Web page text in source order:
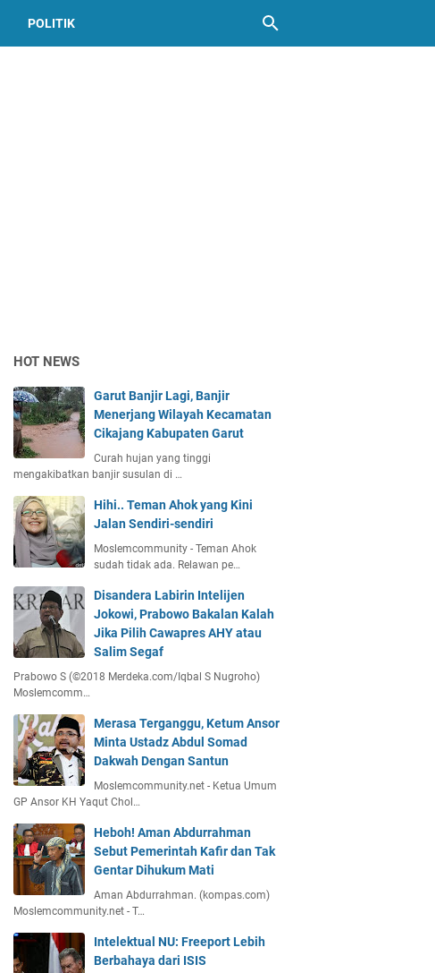
POLITIK
HOT NEWS
Garut Banjir Lagi, Banjir
Menerjang Wilayah Kecamatan
Cikajang Kabupaten Garut
Curah hujan yang tinggi
mengakibatkan banjir susulan di …
Hihi.. Teman Ahok yang Kini
Jalan Sendiri-sendiri
Moslemcommunity - Teman Ahok
sudah tidak ada. Relawan pe…
Disandera Labirin Intelijen
Jokowi, Prabowo Bakalan Kalah
Jika Pilih Cawapres AHY atau
Salim Segaf
Prabowo S (©2018 Merdeka.com/Iqbal S Nugroho)
Moslemcomm…
Merasa Terganggu, Ketum Ansor
Minta Ustadz Abdul Somad
Dakwah Dengan Santun
Moslemcommunity.net - Ketua Umum
GP Ansor KH Yaqut Chol…
Heboh! Aman Abdurrahman
Sebut Pemerintah Kafir dan Tak
Gentar Dihukum Mati
Aman Abdurrahman. (kompas.com)
Moslemcommunity.net - T…
Intelektual NU: Freeport Lebih
Berbahaya dari ISIS